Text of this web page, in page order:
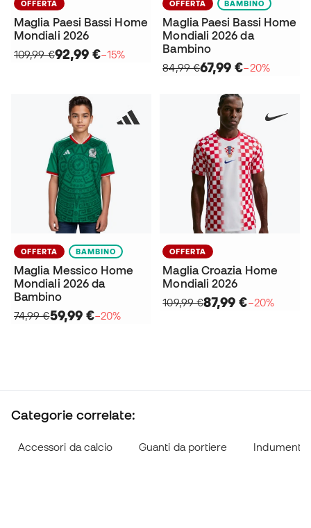
OFFERTA
Maglia Paesi Bassi Home
Mondiali 2026
109,99 €92,99 €−15%
OFFERTA BAMBINO
Maglia Paesi Bassi Home
Mondiali 2026 da
Bambino
84,99 €67,99 €−20%
OFFERTA BAMBINO
Maglia Messico Home
Mondiali 2026 da
Bambino
74,99 €59,99 €−20%
OFFERTA
Maglia Croazia Home
Mondiali 2026
109,99 €87,99 €−20%
Categorie correlate:
Accessori da calcio Guanti da portiere Indumenti